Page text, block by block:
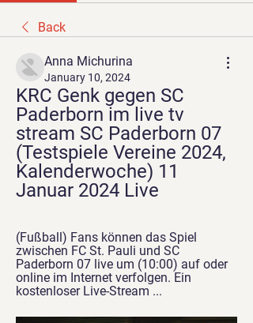
Back
Anna Michurina
January 10, 2024
KRC Genk gegen SC
Paderborn im live tv
stream SC Paderborn 07
(Testspiele Vereine 2024,
Kalenderwoche) 11
Januar 2024 Live
(Fußball) Fans können das Spiel
zwischen FC St. Pauli und SC
Paderborn 07 live um (10:00) auf oder
online im Internet verfolgen. Ein
kostenloser Live-Stream ...